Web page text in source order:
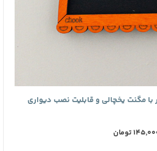
با مگنت یخچالی و قابلیت نصب دیواری
تومان